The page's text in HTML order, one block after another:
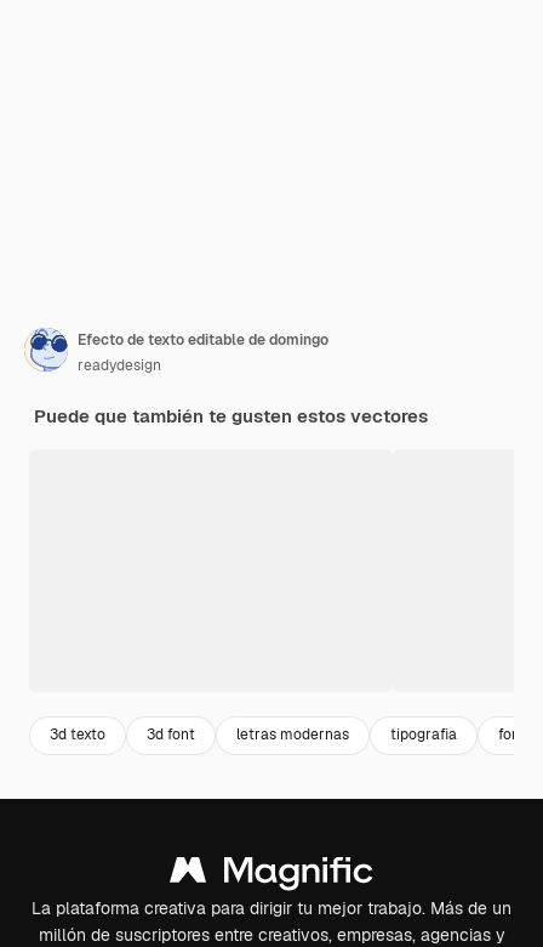
Efecto de texto editable de domingo
readydesign
Puede que también te gusten estos vectores
3d texto 3d font letras modernas tipografia font
La plataforma creativa para dirigir tu mejor trabajo. Más de un
millón de suscriptores entre creativos, empresas, agencias y